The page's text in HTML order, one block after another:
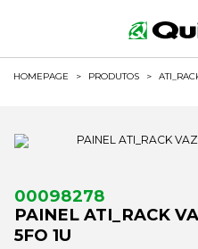
HOMEPAGE > PRODUTOS >
00098278
PAINEL ATI_RACK
5FO 1U